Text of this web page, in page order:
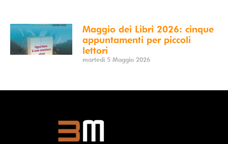
Maggio dei Libri 2026: cinque
appuntamenti per piccoli
lettori
martedì 5 Maggio 2026